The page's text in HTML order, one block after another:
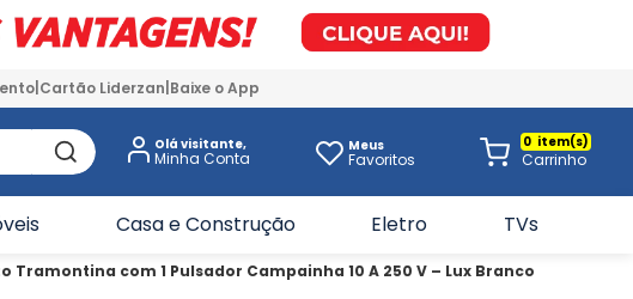
Cartão Liderzan Baixe o App
Olá visitante, Meus
Favoritos
0
Casa e Construção Eletro TVs
Tramontina com 1 Pulsador Campainha 10 A 250 V – Lux Branco